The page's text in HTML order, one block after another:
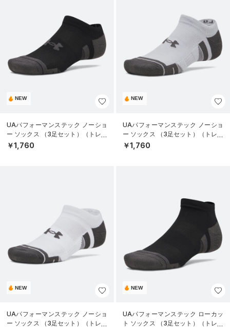
NEW
UAパフォーマンステック ノーショ
ー ソックス （3足セット）（トレー
ニング/UNISEX）
￥1,760
NEW
UAパフォーマンステック ノーショ
ー ソックス （3足セット）（トレー
ニング/UNISEX）
￥1,760
NEW
UAパフォーマンステック ノーショ
ー ソックス （3足セット）（トレー
NEW
UAパフォーマンステック ローカッ
ト ソックス （3足セット）（トレー